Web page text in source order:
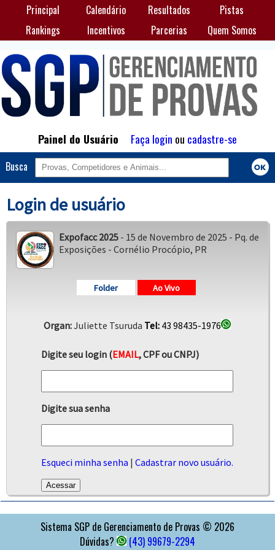
Principal Calendário Resultados
Pistas
Rankings
Incentivos Parcerias Quem Somos
Painel do Usuário Faça login ou cadastre-se
Busca
Login de usuário
Expofacc 2025- 15 de Novembro de 2025 - Pq. de
Exposições - Cornélio Procópio, PR
Folder Ao Vivo
Organ:Juliette Tsuruda Tel: 43 98435-1976
Digite seu login (EMAIL, CPF ou CNPJ)
Digite sua senha
Esqueci minha senha |Cadastrar novo usuário.
Sistema SGP de Gerenciamento de Provas © 2026
Dúvidas?
(43) 99679-2294